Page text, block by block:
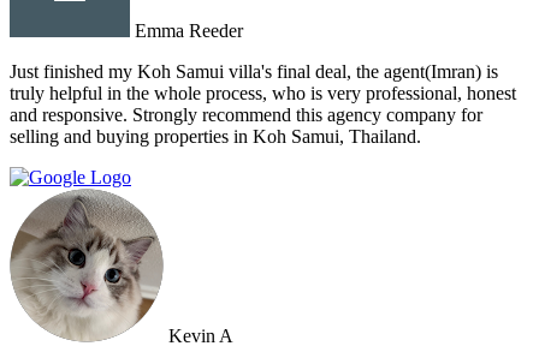
Emma Reeder
Just finished my Koh Samui villa's final deal, the agent(Imran) is
truly helpful in the whole process, who is very professional, honest
and responsive. Strongly recommend this agency company for
selling and buying properties in Koh Samui, Thailand.
Kevin A